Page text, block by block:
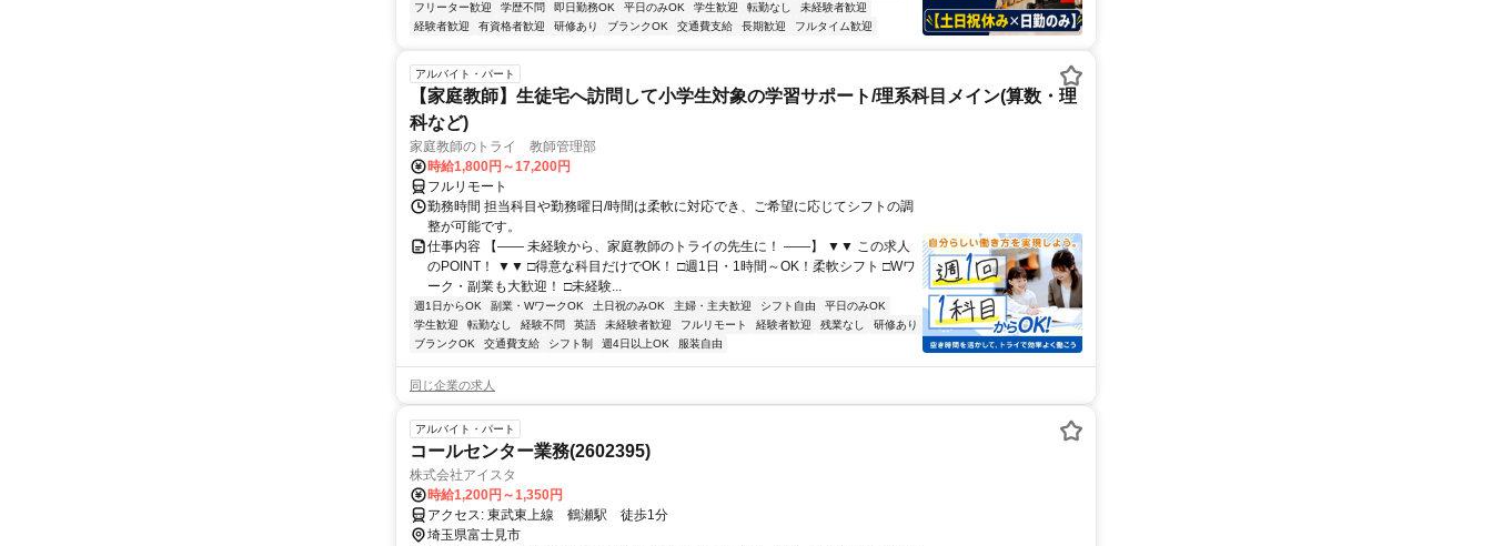
フリーター歓迎
学歴不問 即日勤務OK 平日のみOK 学生歓迎 転勤なし
未経験者歓迎
経験者歓迎
有資格者歓迎 研修あり ブランクOK 交通費支給 長期歓迎 フルタイム歓迎
アルバイト・パート
【家庭教師】生徒宅へ訪問して小学生対象の学習サポート/理系科目メイン(算数・理
科など)
家庭教師のトライ 教師管理部
時給1,800円～17,200円
フルリモート
勤務時間 担当科目や勤務曜日/時間は柔軟に対応でき、ご希望に応じてシフトの調
整が可能です。
仕事内容 【―― 未経験から、家庭教師のトライの先生に！ ――】 ▼▼ この求人
のPOINT！ ▼▼ □得意な科目だけでOK！ □週1日・1時間～OK！柔軟シフト □Wワ
ーク・副業も大歓迎！ □未経験...
週1日からOK 副業・WワークOK 土日祝のみOK 主婦・主夫歓迎 シフト自由
平日のみOK
学生歓迎
転勤なし 経験不問 英語 未経験者歓迎 フルリモート 経験者歓迎 残業なし
研修あり
ブランクOK
交通費支給 シフト制 週4日以上OK 服装自由
同じ企業の求人
アルバイト・パート
コールセンター業務(2602395)
株式会社アイスタ
時給1,200円～1,350円
アクセス: 東武東上線 鶴瀬駅 徒歩1分
埼玉県富士見市